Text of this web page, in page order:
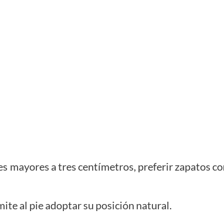
mayores a tres centímetros, preferir zapatos
al pie adoptar su posición natural.